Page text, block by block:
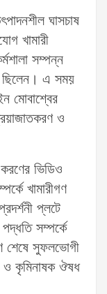
ঘাসচাষ
খামারী
সম্পন্ন
ছিলেন। এ সময়
মোবাশ্বের
ও
করণের ভিডিও
খামারীগণ
প্লটে
সম্পর্কে
শেষে সুফলভোগী
ও কৃমিনাষক ঔষধ